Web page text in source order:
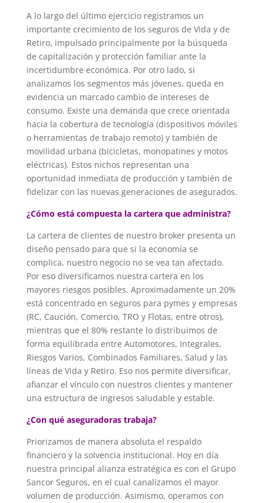
A lo largo del último ejercicio registramos un
importante crecimiento de los seguros de Vida y de
Retiro, impulsado principalmente por la búsqueda
de capitalización y protección familiar ante la
incertidumbre económica. Por otro lado, si
analizamos los segmentos más jóvenes, queda en
evidencia un marcado cambio de intereses de
consumo. Existe una demanda que crece orientada
hacia la cobertura de tecnología (dispositivos móviles
o herramientas de trabajo remoto) y también de
movilidad urbana (bicicletas, monopatines y motos
eléctricas). Estos nichos representan una
oportunidad inmediata de producción y también de
fidelizar con las nuevas generaciones de asegurados.
¿Cómo está compuesta la cartera que administra?
La cartera de clientes de nuestro broker presenta un
diseño pensado para que si la economía se
complica, nuestro negocio no se vea tan afectado.
Por eso diversificamos nuestra cartera en los
mayores riesgos posibles. Aproximadamente un 20%
está concentrado en seguros para pymes y empresas
(RC, Caución, Comercio, TRO y Flotas, entre otros),
mientras que el 80% restante lo distribuimos de
forma equilibrada entre Automotores, Integrales,
Riesgos Varios, Combinados Familiares, Salud y las
líneas de Vida y Retiro. Eso nos permite diversificar,
afianzar el vínculo con nuestros clientes y mantener
una estructura de ingresos saludable y estable.
¿Con qué aseguradoras trabaja?
Priorizamos de manera absoluta el respaldo
financiero y la solvencia institucional. Hoy en día
nuestra principal alianza estratégica es con el Grupo
Sancor Seguros, en el cual canalizamos el mayor
volumen de producción. Asimismo, operamos con